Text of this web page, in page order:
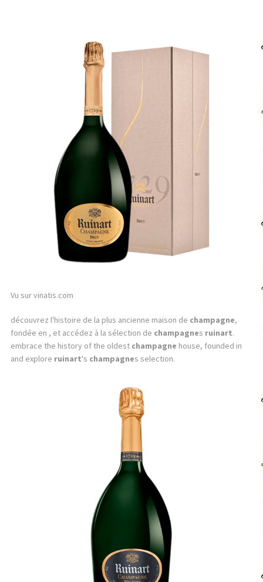
Vu sur vinatis.com
découvrez l'histoire de la plus ancienne maison de champagne,
fondée en , et accédez à la sélection de champagnes ruinart.
embrace the history of the oldest champagne house, founded in
and explore ruinart's champagnes selection.